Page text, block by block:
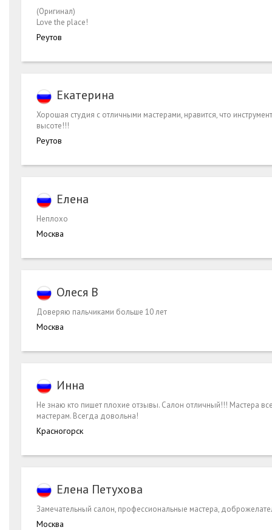
(Оригинал)
Love the place!
Реутов
Екатерина
Хорошая студия с отличными мастерами, нравится, что
высоте!!!
Реутов
Елена
Неплохо
Москва
Олеся В
Доверяю пальчиками больше 10 лет
Москва
Инна
Не знаю кто пишет плохие отзывы. Салон отличный!!! Мастера
мастерам. Всегда довольна!
Красногорск
Елена Петухова
Замечательный салон, профессиональные мастера,
Москва